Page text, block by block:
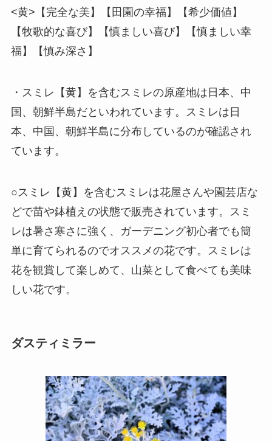
<黄>【完全な美】【田園の幸福】【希少価値】
【牧歌的な喜び】【慎ましい喜び】【慎ましい幸
福】【慎み深さ】
・スミレ【黄】を含むスミレの原産地は日本、中
国、朝鮮半島だといわれています。スミレは日
本、中国、朝鮮半島に分布しているのが確認され
ています。
○スミレ【黄】を含むスミレは花屋さんや園芸店な
どで苗や鉢植えの状態で販売されています。スミ
レは暑さ寒さに強く、ガーデニング初心者でも簡
単に育てられるのでオススメの花です。スミレは
花を観賞して楽しめて、山菜として食べても美味
しい花です。
ダスティミラー